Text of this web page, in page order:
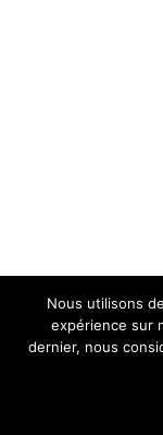
Nous utilisons
expérience sur
dernier, nous